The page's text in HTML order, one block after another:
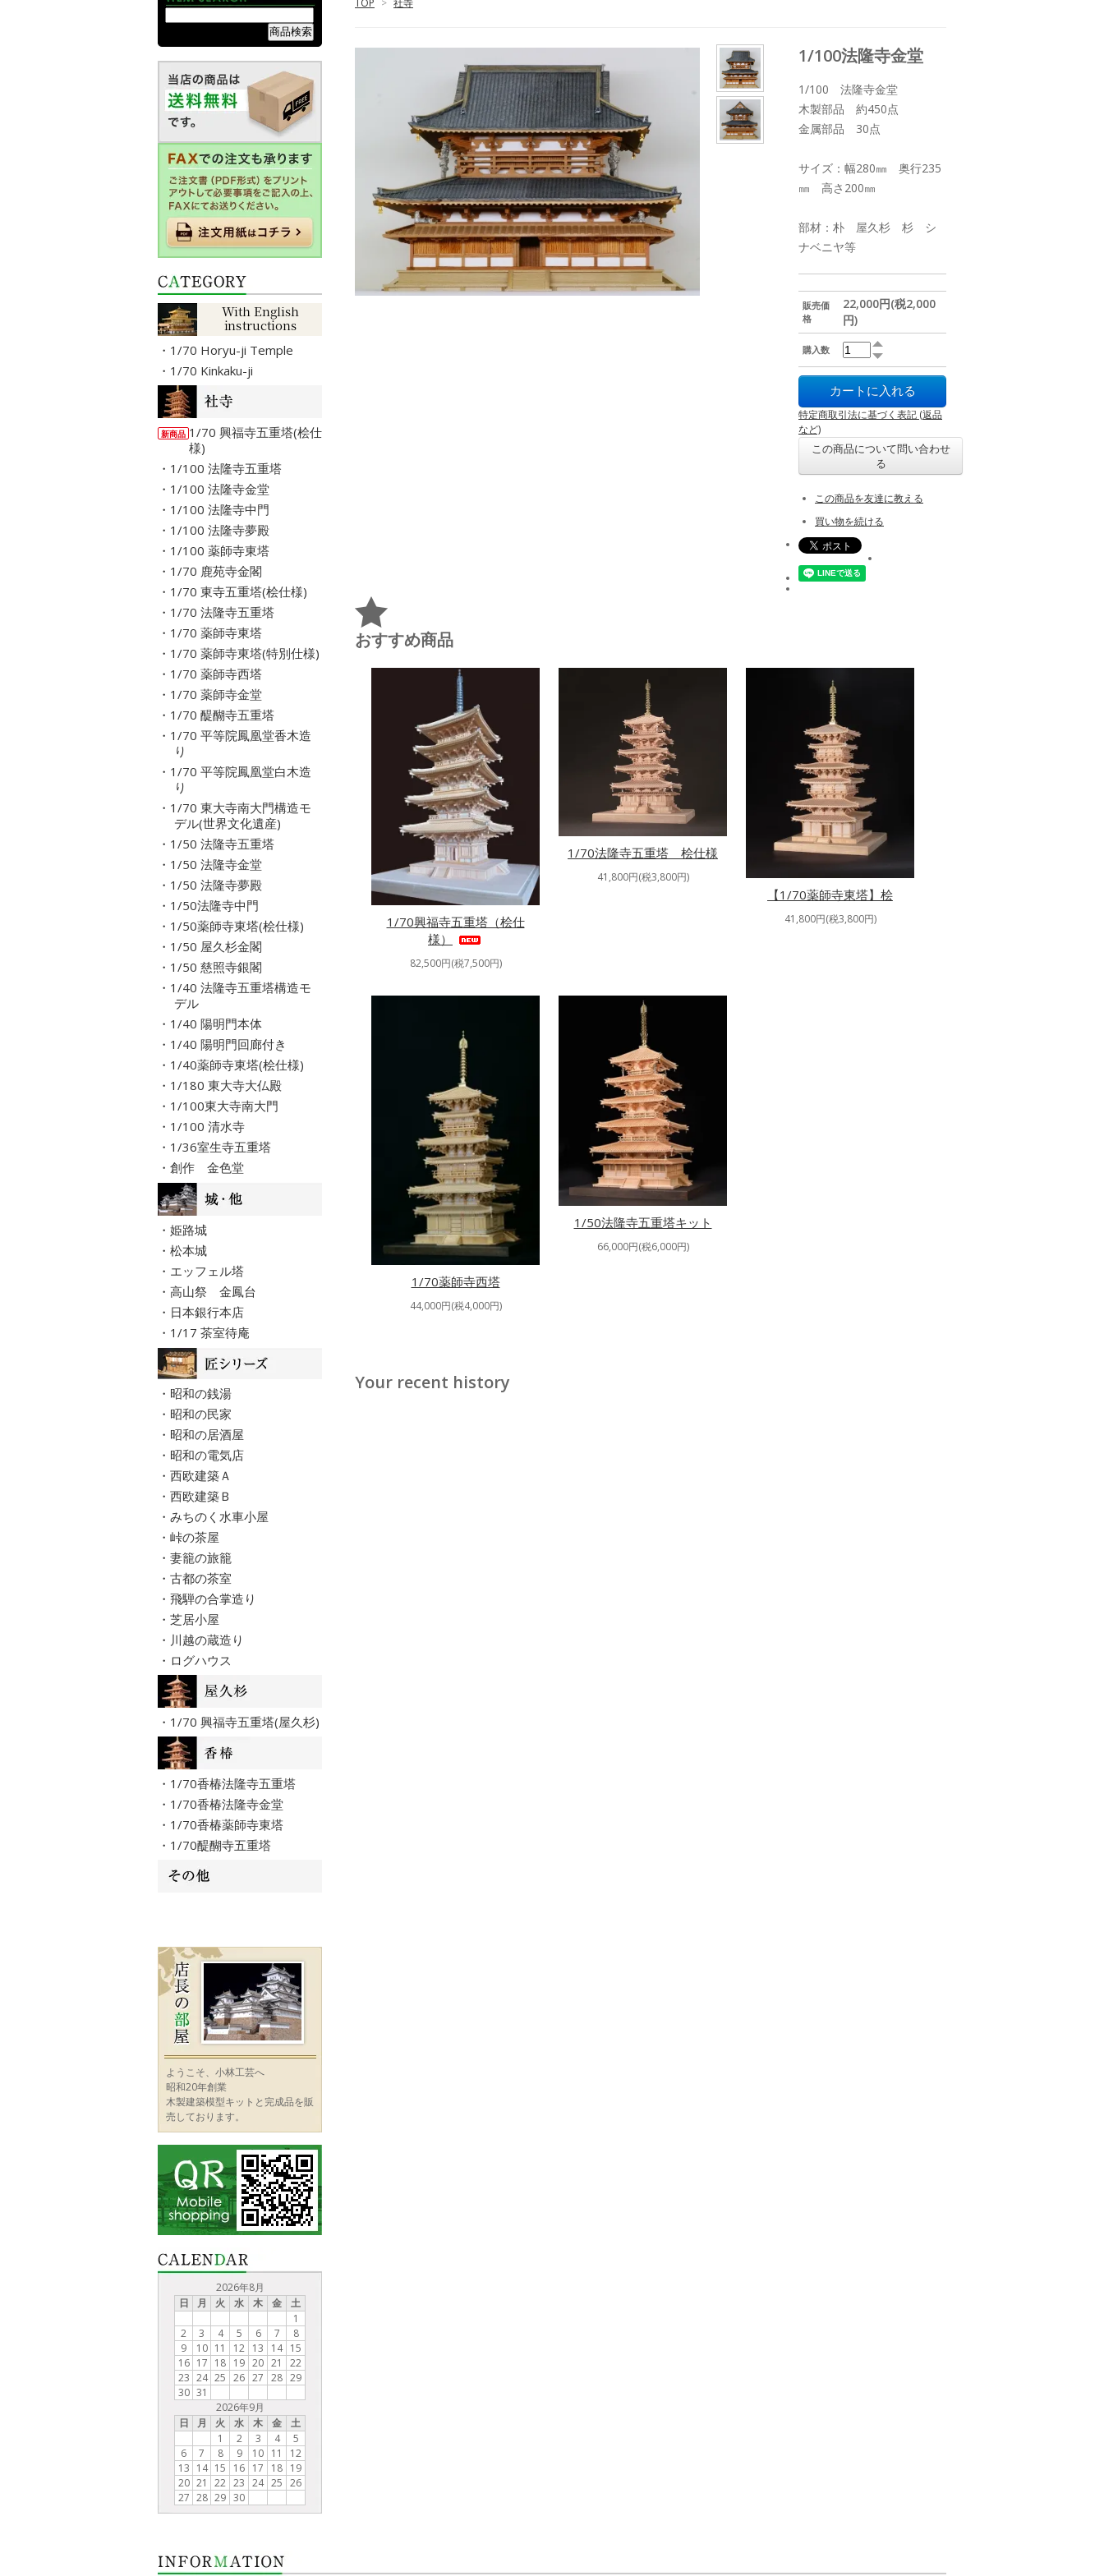
TOP > 社寺
1/100法隆寺金堂
1/100 法隆寺金堂
木製部品 約450点
金属部品 30点
サイズ：幅280㎜ 奥行235
㎜ 高さ200㎜
部材：朴 屋久杉 杉 シ
ナベニヤ等
販売価
格
22,000円(税2,000
円)
購入数
特定商取引法に基づく表記 (返品
など)
この商品について問い合わせ
る
この商品を友達に教える
買い物を続ける
おすすめ商品
1/70興福寺五重塔（桧仕
様）
82,500円(税7,500円)
1/70法隆寺五重塔 桧仕様
41,800円(税3,800円)
【1/70薬師寺東塔】桧
41,800円(税3,800円)
1/70薬師寺西塔
44,000円(税4,000円)
1/50法隆寺五重塔キット
66,000円(税6,000円)
Your recent history
・1/70 Horyu-ji Temple
・1/70 Kinkaku-ji
新商品 1/70 興福寺五重塔(桧仕
様)
・1/100 法隆寺五重塔
・1/100 法隆寺金堂
・1/100 法隆寺中門
・1/100 法隆寺夢殿
・1/100 薬師寺東塔
・1/70 鹿苑寺金閣
・1/70 東寺五重塔(桧仕様)
・1/70 法隆寺五重塔
・1/70 薬師寺東塔
・1/70 薬師寺東塔(特別仕様)
・1/70 薬師寺西塔
・1/70 薬師寺金堂
・1/70 醍醐寺五重塔
・1/70 平等院鳳凰堂香木造
り
・1/70 平等院鳳凰堂白木造
り
・1/70 東大寺南大門構造モ
デル(世界文化遺産)
・1/50 法隆寺五重塔
・1/50 法隆寺金堂
・1/50 法隆寺夢殿
・1/50法隆寺中門
・1/50薬師寺東塔(桧仕様)
・1/50 屋久杉金閣
・1/50 慈照寺銀閣
・1/40 法隆寺五重塔構造モ
デル
・1/40 陽明門本体
・1/40 陽明門回廊付き
・1/40薬師寺東塔(桧仕様)
・1/180 東大寺大仏殿
・1/100東大寺南大門
・1/100 清水寺
・1/36室生寺五重塔
・創作 金色堂
・姫路城
・松本城
・エッフェル塔
・高山祭 金鳳台
・日本銀行本店
・1/17 茶室待庵
・昭和の銭湯
・昭和の民家
・昭和の居酒屋
・昭和の電気店
・西欧建築Ａ
・西欧建築Ｂ
・みちのく水車小屋
・峠の茶屋
・妻籠の旅籠
・古都の茶室
・飛騨の合掌造り
・芝居小屋
・川越の蔵造り
・ログハウス
・1/70 興福寺五重塔(屋久杉)
・1/70香椿法隆寺五重塔
・1/70香椿法隆寺金堂
・1/70香椿薬師寺東塔
・1/70醍醐寺五重塔
ようこそ、小林工芸へ
昭和20年創業
木製建築模型キットと完成品を販
売しております。
2026年8月
日
月 火 水 木 金
土
1
2
3 4 5 6 7
8
9
10 11 12 13 14 15
16 17 18 19 20 21
22
23 24 25 26 27 28 29
30 31
2026年9月
日
月 火 水 木 金
土
1
2 3 4
5
6
7 8 9 10 11
12
13 14 15 16 17 18 19
20 21 22 23 24 25 26
27 28 29 30